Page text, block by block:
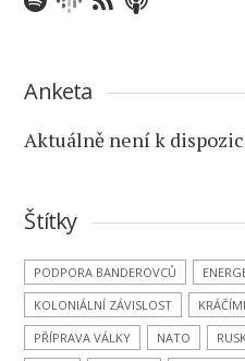
Anketa
Aktuálně není k
Štítky
PODPORA BANDEROVCŮ
KOLONIÁLNÍ ZÁVISLOST
PŘÍPRAVA VÁLKY
NATO